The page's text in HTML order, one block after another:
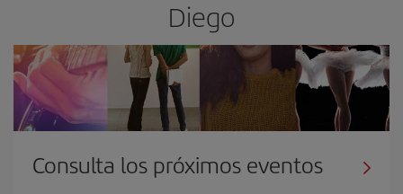
Diego
Consulta los próximos eventos